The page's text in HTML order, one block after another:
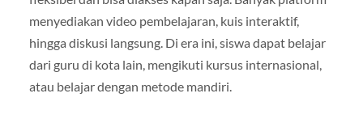
menyediakan video pembelajaran, kuis interaktif,
hingga diskusi langsung. Di era ini, siswa dapat belajar
dari guru di kota lain, mengikuti kursus internasional,
atau belajar dengan metode mandiri.